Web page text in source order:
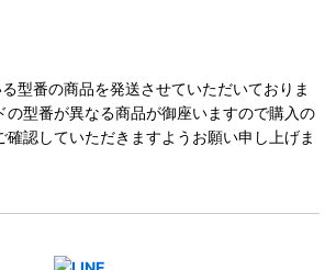
型番の商品を発送させていただいておりま
の型番が異なる商品が御座いますので購入の
認していただきますようお願い申し上げま